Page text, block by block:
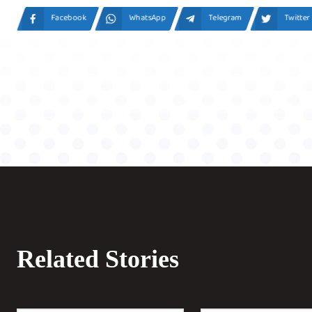
Facebook WhatsApp Telegram Twitter
Related Stories